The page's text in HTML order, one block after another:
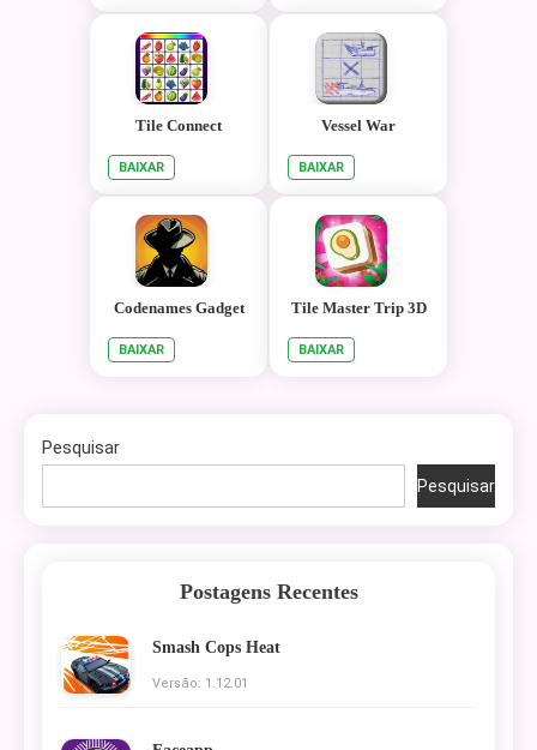
Tile Connect
BAIXAR
Vessel War
BAIXAR
Codenames Gadget
BAIXAR
Tile Master Trip 3D
BAIXAR
Pesquisar
Pesquisar
Postagens Recentes
Smash Cops Heat
Versão: 1.12.01